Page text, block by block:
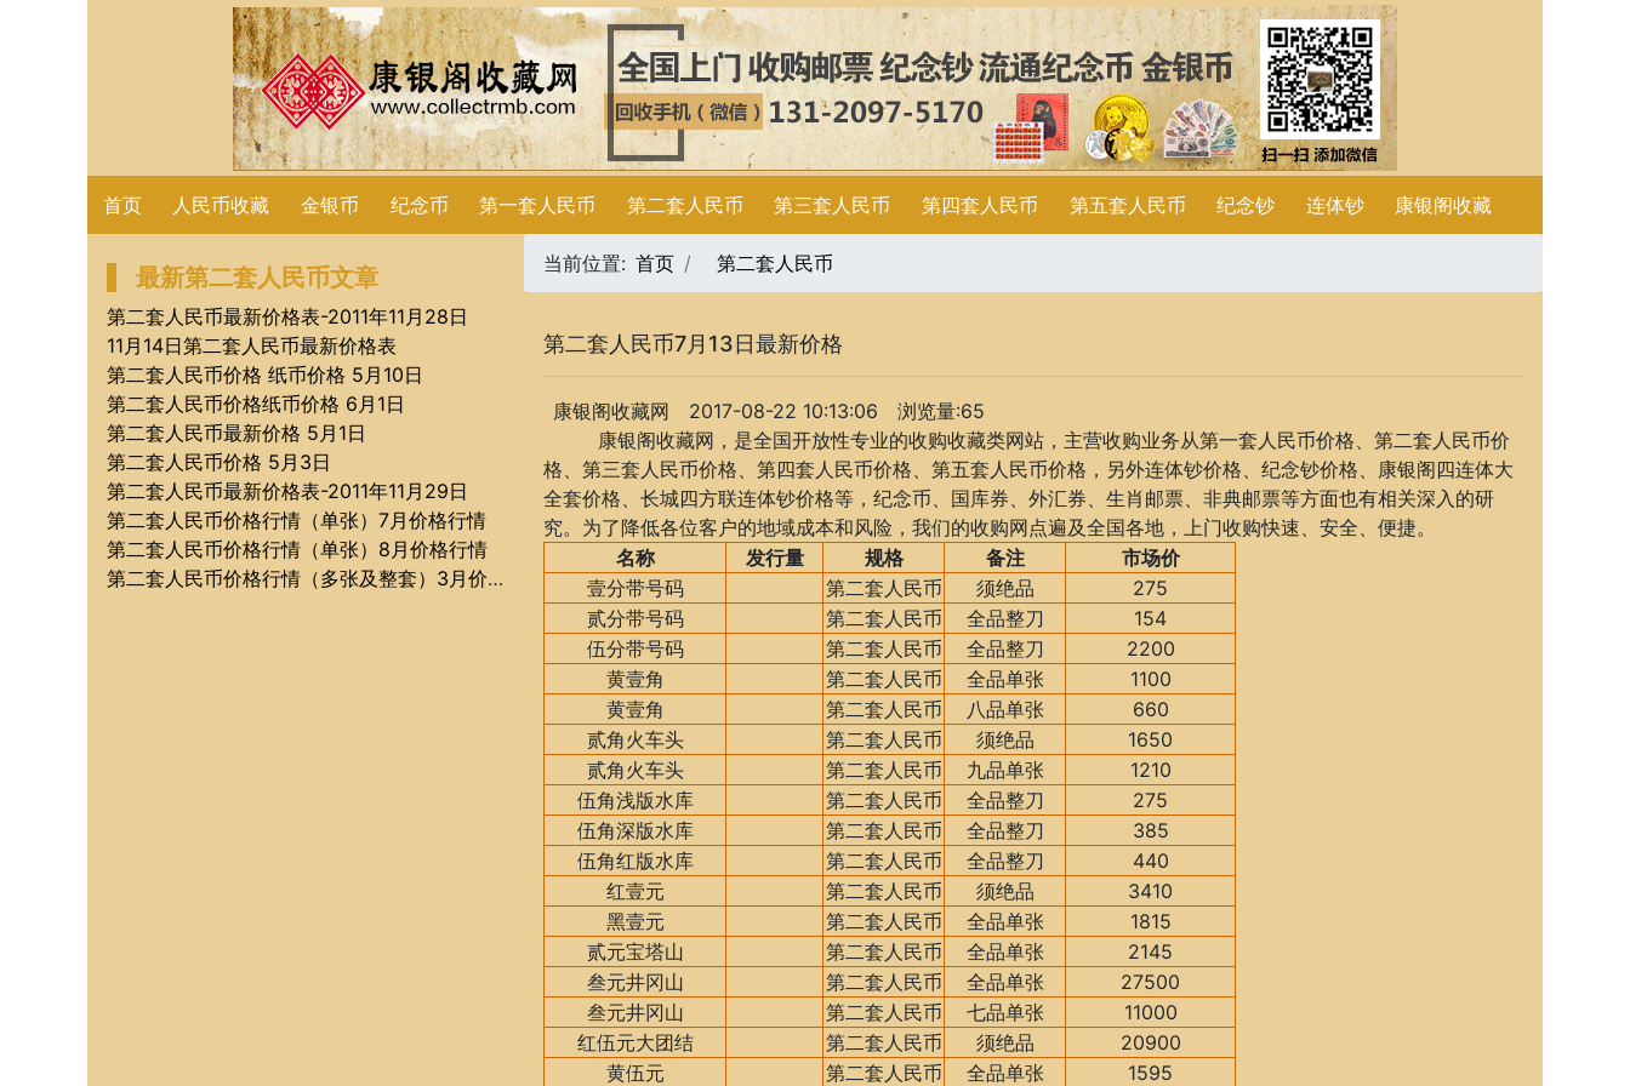
首页 人民币收藏 金银币 纪念币 第一套人民币 第二套人民币 第三套人民币 第四套人民币 第五套人民币 纪念钞 连体钞 康银阁收藏
最新第二套人民币文章
第二套人民币最新价格表-2011年11月28日
11月14日第二套人民币最新价格表
第二套人民币价格 纸币价格 5月10日
第二套人民币价格纸币价格 6月1日
第二套人民币最新价格 5月1日
第二套人民币价格 5月3日
第二套人民币最新价格表-2011年11月29日
第二套人民币价格行情（单张）7月价格行情
第二套人民币价格行情（单张）8月价格行情
第二套人民币价格行情（多张及整套）3月价格行情
当前位置: 首页 第二套人民币
第二套人民币7月13日最新价格
康银阁收藏网 2017-08-22 10:13:06
浏览量:65
康银阁收藏网，是全国开放性专业的收购收藏类网站，主营收购业务从第一套人民币价格、第二套人民币价
格、第三套人民币价格、第四套人民币价格、第五套人民币价格，另外连体钞价格、纪念钞价格、康银阁四连体大
全套价格、长城四方联连体钞价格等，纪念币、国库券、外汇券、生肖邮票、非典邮票等方面也有相关深入的研
究。为了降低各位客户的地域成本和风险，我们的收购网点遍及全国各地，上门收购快速、安全、便捷。
名称
发行量 规格 备注
市场价
壹分带号码
第二套人民币 须绝品
275
贰分带号码
第二套人民币 全品整刀
154
伍分带号码
第二套人民币 全品整刀
2200
黄壹角
第二套人民币 全品单张
1100
黄壹角
第二套人民币 八品单张
660
贰角火车头
第二套人民币 须绝品
1650
贰角火车头
第二套人民币 九品单张
1210
伍角浅版水库
第二套人民币 全品整刀
275
伍角深版水库
第二套人民币 全品整刀
385
伍角红版水库
第二套人民币 全品整刀
440
红壹元
第二套人民币 须绝品
3410
黑壹元
第二套人民币 全品单张
1815
贰元宝塔山
第二套人民币 全品单张
2145
叁元井冈山
第二套人民币 全品单张
27500
叁元井冈山
第二套人民币 七品单张
11000
红伍元大团结
第二套人民币 须绝品
20900
黄伍元
第二套人民币 全品单张 1595